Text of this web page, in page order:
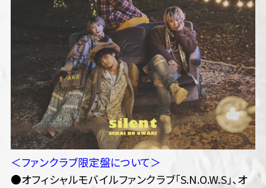
＜ファンクラブ限定盤について＞
●オフィシャルモバイルファンクラブ「S.N.O.W.S」、オ